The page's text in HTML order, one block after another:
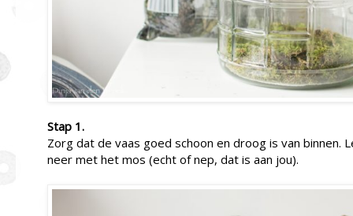
Stap 1.
Zorg dat de vaas goed schoon en droog is van binnen.
neer met het mos (echt of nep, dat is aan jou).